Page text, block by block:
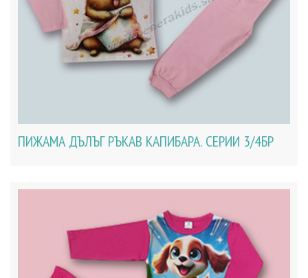
ПИЖАМА ДЪЛЪГ РЪКАВ КАПИБАРА. СЕРИИ 3/4БР